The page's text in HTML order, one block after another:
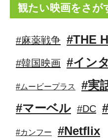
観たい映画をさが
#麻薬戦争 #THE
#韓国映画 #イン
#ムービープラス #実
#マーベル #DC
#カンフー #Netflix